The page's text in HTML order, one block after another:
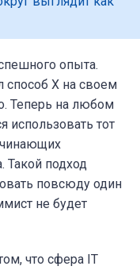
опыта.
способ Х на своем
Теперь на любом
использовать тот
Такой подход
повсюду один
не будет
что сфера IT